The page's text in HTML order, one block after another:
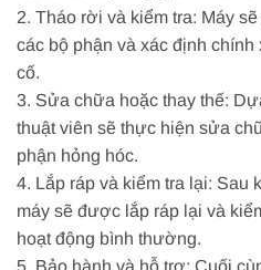
2. Tháo rời và kiểm tra: Máy
các bộ phận và xác định
cố.
3. Sửa chữa hoặc thay thế:
thuật viên sẽ thực hiện sửa
phận hỏng hóc.
4. Lắp ráp và kiểm tra lại: Sau
máy sẽ được lắp ráp lại và
hoạt động bình thường.
5. Bảo hành và hỗ trợ: Cuối